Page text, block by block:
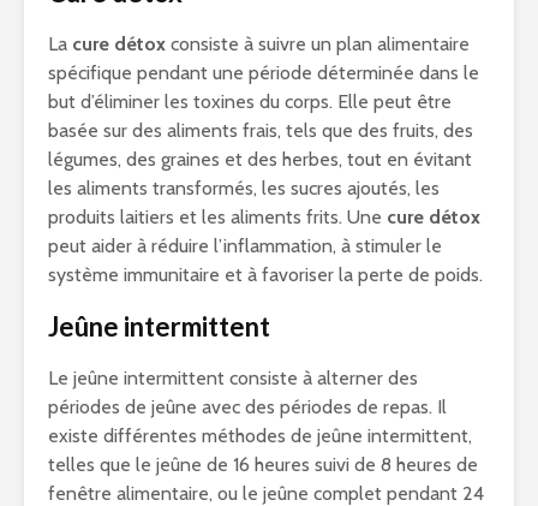
La cure détox consiste à suivre un plan alimentaire
spécifique pendant une période déterminée dans le
but d’éliminer les toxines du corps. Elle peut être
basée sur des aliments frais, tels que des fruits, des
légumes, des graines et des herbes, tout en évitant
les aliments transformés, les sucres ajoutés, les
produits laitiers et les aliments frits. Une cure détox
peut aider à réduire l’inflammation, à stimuler le
système immunitaire et à favoriser la perte de poids.
Jeûne intermittent
Le jeûne intermittent consiste à alterner des
périodes de jeûne avec des périodes de repas. Il
existe différentes méthodes de jeûne intermittent,
telles que le jeûne de 16 heures suivi de 8 heures de
fenêtre alimentaire, ou le jeûne complet pendant 24